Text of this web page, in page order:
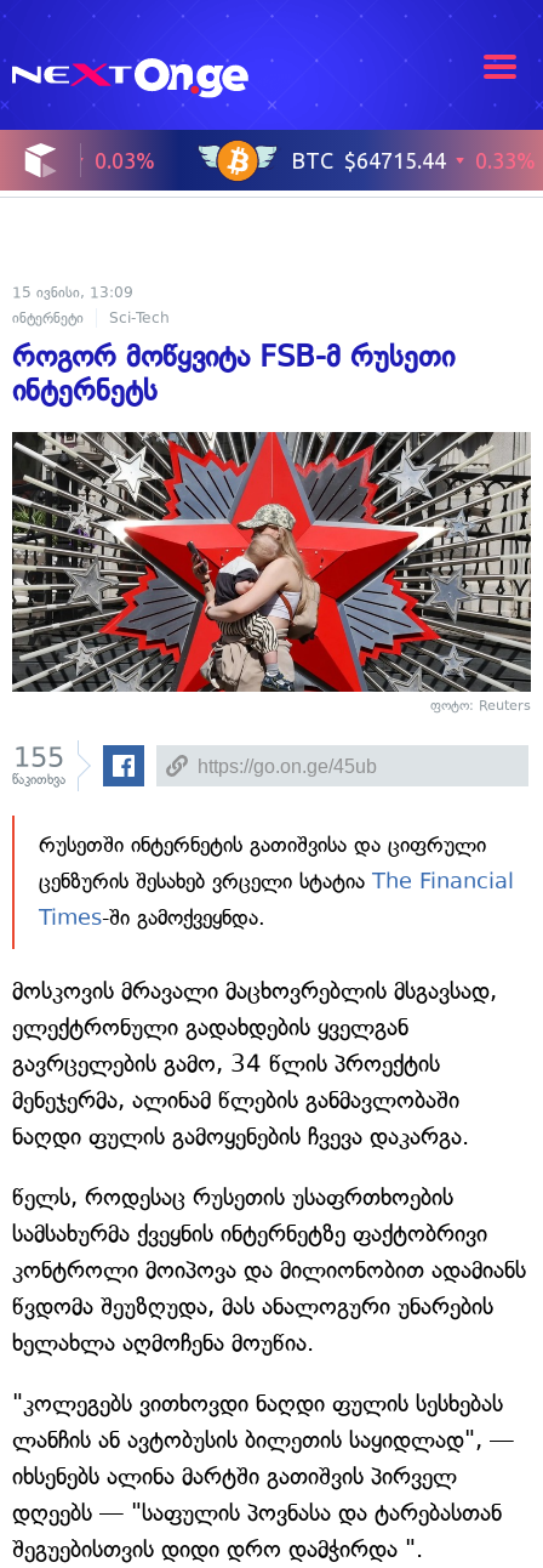
15 ივნისი, 13:09
ინტერნეტი
Sci-Tech
როგორ მოწყვიტა FSB-მ რუსეთი
ინტერნეტს
ფოტო: Reuters
155
წაკითხვა
რუსეთში ინტერნეტის გათიშვისა და ციფრული
ცენზურის შესახებ ვრცელი სტატია The Financial
Times-ში გამოქვეყნდა.
მოსკოვის მრავალი მაცხოვრებლის მსგავსად,
ელექტრონული გადახდების ყველგან
გავრცელების გამო, 34 წლის პროექტის
მენეჯერმა, ალინამ წლების განმავლობაში
ნაღდი ფულის გამოყენების ჩვევა დაკარგა.
წელს, როდესაც რუსეთის უსაფრთხოების
სამსახურმა ქვეყნის ინტერნეტზე ფაქტობრივი
კონტროლი მოიპოვა და მილიონობით ადამიანს
წვდომა შეუზღუდა, მას ანალოგური უნარების
ხელახლა აღმოჩენა მოუწია.
"კოლეგებს ვითხოვდი ნაღდი ფულის სესხებას
ლანჩის ან ავტობუსის ბილეთის საყიდლად", —
იხსენებს ალინა მარტში გათიშვის პირველ
დღეებს — "საფულის პოვნასა და ტარებასთან
შეგუებისთვის დიდი დრო დამჭირდა ".